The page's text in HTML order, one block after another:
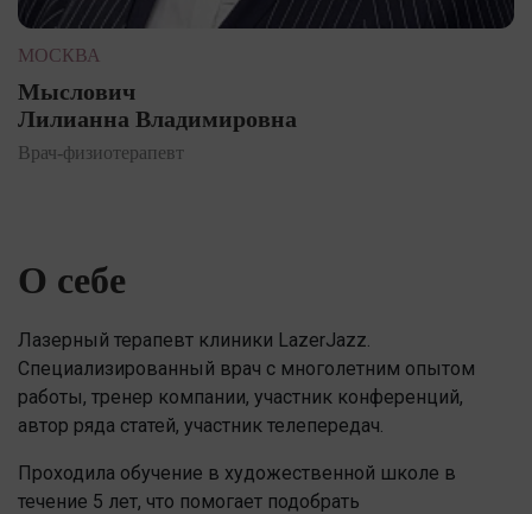
МОСКВА
Мыслович
Лилианна Владимировна
Врач-физиотерапевт
О себе
Лазерный терапевт клиники LazerJazz.
Специализированный врач с многолетним опытом
работы, тренер компании, участник конференций,
автор ряда статей, участник телепередач.
Проходила обучение в художественной школе в
течение 5 лет, что помогает подобрать